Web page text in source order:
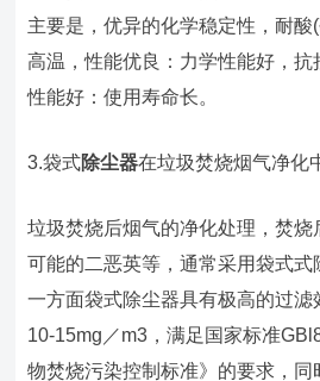
主要是，优异的化学稳定性，耐
高温，性能优良：力学性能好，抗
性能好：使用寿命长。
3.袋式除尘器在垃圾焚烧烟气净化
垃圾焚烧后烟气的净化处理，焚烧
可能的二恶英等，通常采用袋式式
一方面袋式除尘器具有极高的过
10-15mg／m3，满足国家标准
物焚烧污染控制标准》的要求，